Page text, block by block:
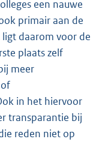
een nauwe
primair aan de
daarom voor de
plaats zelf
meer
in het hiervoor
transparantie bij
reden niet op